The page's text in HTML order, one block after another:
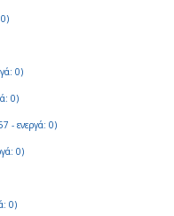
0)
0)
- ενεργά: 0)
0)
0)